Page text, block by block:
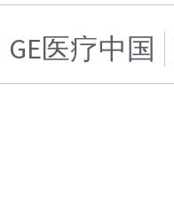
GE医疗中国